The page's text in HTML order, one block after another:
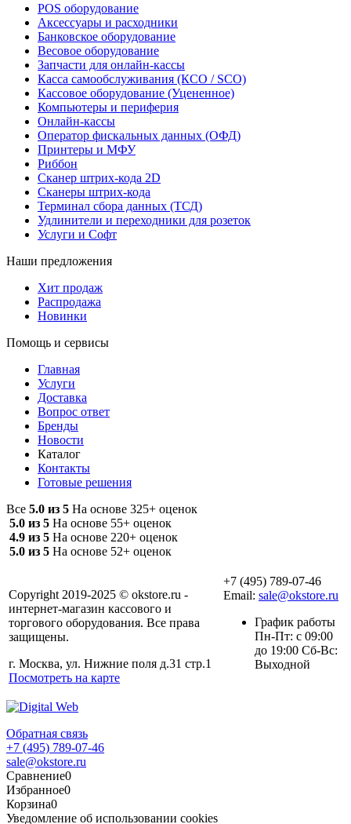
POS оборудование
Аксессуары и расходники
Банковское оборудование
Весовое оборудование
Запчасти для онлайн-кассы
Касса самообслуживания (КСО / SCO)
Кассовое оборудование (Уцененное)
Компьютеры и периферия
Онлайн-кассы
Оператор фискальных данных (ОФД)
Принтеры и МФУ
Риббон
Сканер штрих-кода 2D
Сканеры штрих-кода
Терминал сбора данных (ТСД)
Удлинители и переходники для розеток
Услуги и Софт
Наши предложения
Хит продаж
Распродажа
Новинки
Помощь и сервисы
Главная
Услуги
Доставка
Вопрос ответ
Бренды
Новости
Каталог
Контакты
Готовые решения
Все 5.0 из 5 На основе 325+ оценок
5.0 из 5 На основе 55+ оценок
4.9 из 5 На основе 220+ оценок
5.0 из 5 На основе 52+ оценок
Copyright 2019-2025 © okstore.ru -
интернет-магазин кассового и
торгового оборудования. Все права
защищены.
г. Москва, ул. Нижние поля д.31 стр.1
Посмотреть на карте
+7 (495) 789-07-46
Email: sale@okstore.ru
График работы
Пн-Пт: с 09:00
до 19:00 Сб-Вс:
Выходной
Обратная связь
+7 (495) 789-07-46
sale@okstore.ru
Сравнение0
Избранное0
Корзина0
Уведомление об использовании cookies